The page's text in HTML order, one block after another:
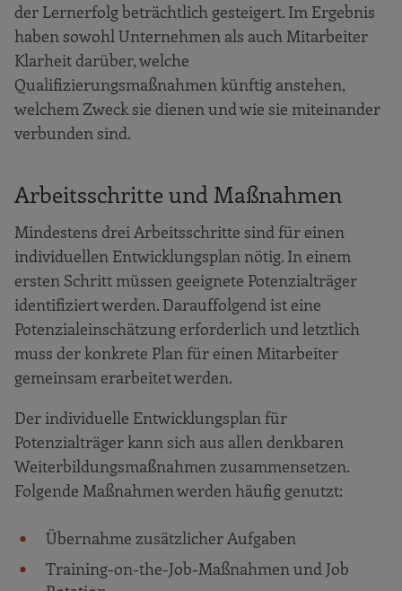
der Lernerfolg beträchtlich gesteigert. Im Ergebnis
haben sowohl Unternehmen als auch Mitarbeiter
Klarheit darüber, welche
Qualifizierungsmaßnahmen künftig anstehen,
welchem Zweck sie dienen und wie sie miteinander
verbunden sind.
Arbeitsschritte und Maßnahmen
Mindestens drei Arbeitsschritte sind für einen
individuellen Entwicklungsplan nötig. In einem
ersten Schritt müssen geeignete Potenzialträger
identifiziert werden. Darauffolgend ist eine
Potenzialeinschätzung erforderlich und letztlich
muss der konkrete Plan für einen Mitarbeiter
gemeinsam erarbeitet werden.
Der individuelle Entwicklungsplan für
Potenzialträger kann sich aus allen denkbaren
Weiterbildungsmaßnahmen zusammensetzen.
Folgende Maßnahmen werden häufig genutzt:
Übernahme zusätzlicher Aufgaben
Training-on-the-Job-Maßnahmen und Job